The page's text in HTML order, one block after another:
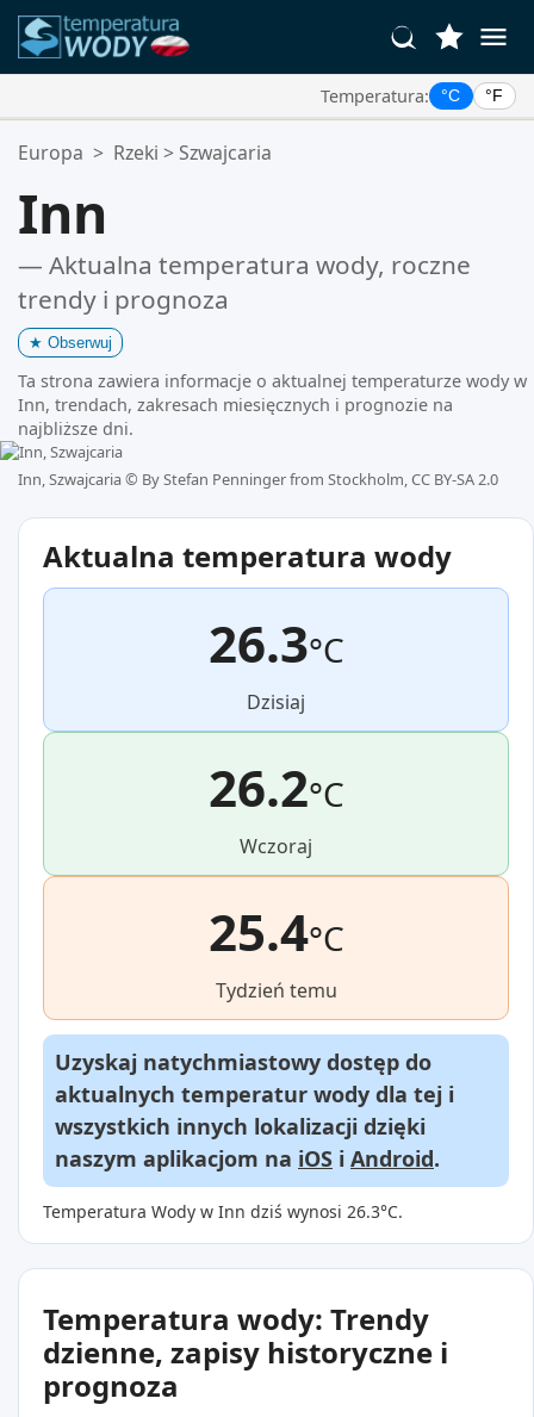
Temperatura: °C °F
Twoje Ulubione Lokalizacje:
Europa > Rzeki >Szwajcaria
Inn
— Aktualna temperatura wody, roczne
trendy i prognoza
★ Obserwuj
Ta strona zawiera informacje o aktualnej temperaturze wody w
Inn, trendach, zakresach miesięcznych i prognozie na
najbliższe dni.
Inn, Szwajcaria © By Stefan Penninger from Stockholm, CC BY-SA 2.0
Aktualna temperatura wody
26.3°C
Dzisiaj
26.2°C
Wczoraj
25.4°C
Tydzień temu
Uzyskaj natychmiastowy dostęp do
aktualnych temperatur wody dla tej i
wszystkich innych lokalizacji dzięki
naszym aplikacjom na iOS i Android.
Temperatura Wody w Inn dziś wynosi 26.3°C.
Temperatura wody: Trendy
dzienne, zapisy historyczne i
prognoza